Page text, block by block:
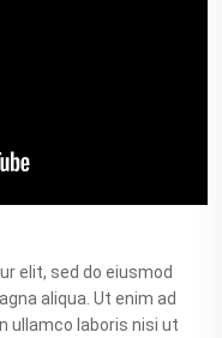
elit, sed do eiusmod
aliqua. Ut enim ad
ullamco laboris nisi ut